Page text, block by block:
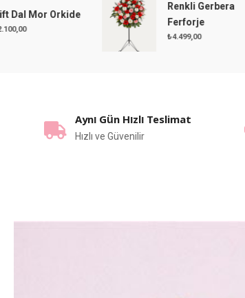
Orkide
Renkli Gerbera
Ferforje
4.499,00
Aynı Gün Hızlı Teslimat
Hızlı ve Güvenilir